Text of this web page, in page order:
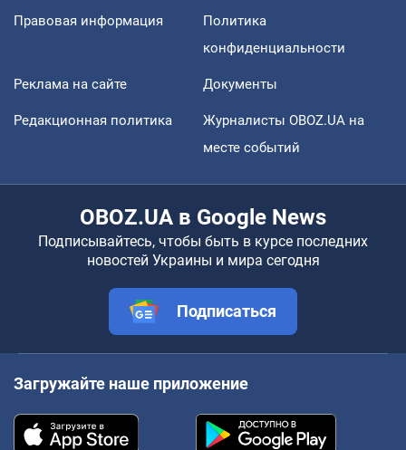
Правовая информация
Политика
конфиденциальности
Реклама на сайте Документы
Редакционная политика
Журналисты OBOZ.UA на
месте событий
OBOZ.UA в Google News
Подписывайтесь, чтобы быть в курсе последних
новостей Украины и мира сегодня
Подписаться
Загружайте наше приложение